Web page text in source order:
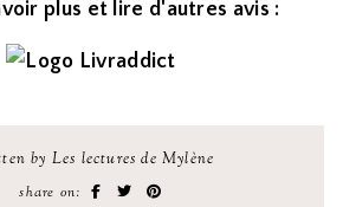
plus et lire d'autres avis :
by Les lectures de Mylène
share on: